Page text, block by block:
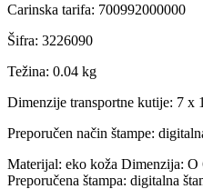
Carinska tarifa: 700992000000
Šifra: 3226090
Težina: 0.04 kg
Dimenzije transportne kutije: 7 x
Preporučen način štampe:
Materijal: eko koža Dimenzija: O
Preporučena štampa: digitalna